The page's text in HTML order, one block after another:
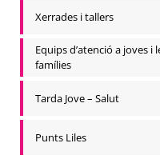
Xerrades i tallers
Equips d’atenció a joves i
famílies
Tarda Jove – Salut
Punts Liles